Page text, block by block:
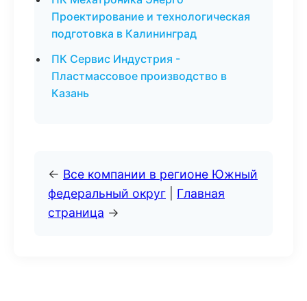
Проектирование и технологическая
подготовка в Калининград
ПК Сервис Индустрия -
Пластмассовое производство в
Казань
← Все компании в регионе Южный
федеральный округ
Главная
страница →